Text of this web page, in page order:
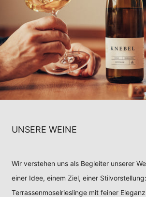
UNSERE WEINE
Wir verstehen uns als Begleiter unserer
einer Idee, einem Ziel, einer
Terrassenmoselrieslinge mit feiner